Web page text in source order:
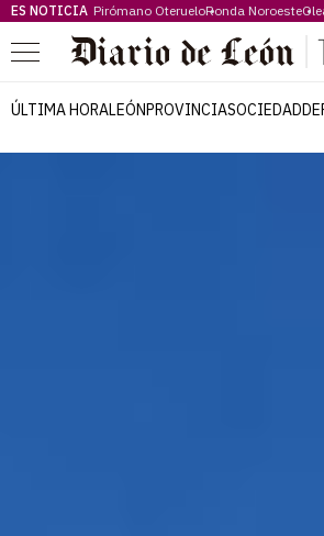
ES NOTICIA Pirómano OterueloRonda Noroeste
Menú
ÚLTIMA HORALEÓNPROVINCIASOCIEDAD